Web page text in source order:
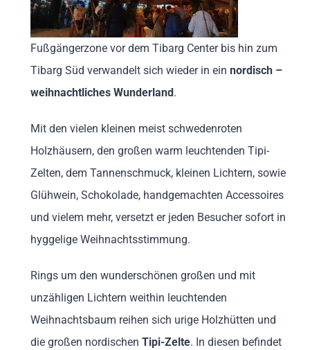
Fußgängerzone vor dem Tibarg Center bis hin zum
Tibarg Süd verwandelt sich wieder in ein nordisch –
weihnachtliches Wunderland .
Mit den vielen kleinen meist schwedenroten
Holzhäusern, den großen warm leuchtenden Tipi-
Zelten, dem Tannenschmuck, kleinen Lichtern, sowie
Glühwein, Schokolade, handgemachten Accessoires
und vielem mehr, versetzt er jeden Besucher sofort in
hyggelige Weihnachtsstimmung.
Rings um den wunderschönen großen und mit
unzähligen Lichtern weithin leuchtenden
Weihnachtsbaum reihen sich urige Holzhütten und
die großen nordischen Tipi-Zelte. In diesen befindet